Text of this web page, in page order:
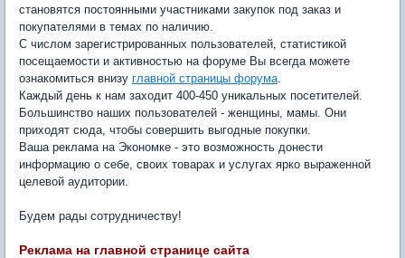
становятся постоянными участниками закупок под заказ и
покупателями в темах по наличию.
С числом зарегистрированных пользователей, статистикой
посещаемости и активностью на форуме Вы всегда можете
ознакомиться внизу главной страницы форума.
Каждый день к нам заходит 400-450 уникальных посетителей.
Большинство наших пользователей - женщины, мамы. Они
приходят сюда, чтобы совершить выгодные покупки.
Ваша реклама на Экономке - это возможность донести
информацию о себе, своих товарах и услугах ярко выраженной
целевой аудитории.
Будем рады сотрудничеству!
Реклама на главной странице сайта